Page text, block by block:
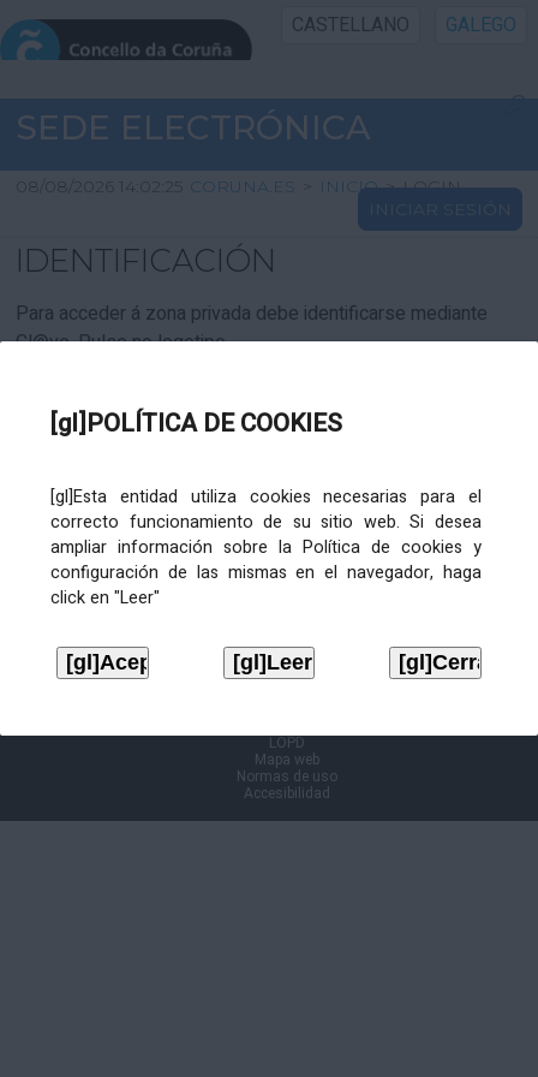
[gl]POLÍTICA DE COOKIES
[gl]Esta entidad utiliza cookies necesarias para el
correcto funcionamiento de su sitio web. Si desea
ampliar información sobre la Política de cookies y
configuración de las mismas en el navegador, haga
click en "Leer"
CASTELLANO GALEGO
INICIO SEDE
INICIO
INFORMACIÓN PÚBLICA
CARTAFOL CIDADÁN
SEDE ELECTRÓNICA
08/08/2026 14:02:25 CORUNA.ES > INICIO > LOGIN
INICIAR SESIÓN
IDENTIFICACIÓN
Para acceder á zona privada debe identificarse mediante
Cl@ve. Pulse no logotipo
LOPD
Mapa web
Normas de uso
Accesibilidad